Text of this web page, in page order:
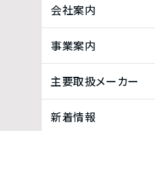
会社案内
事業案内
主要取扱メーカー
新着情報